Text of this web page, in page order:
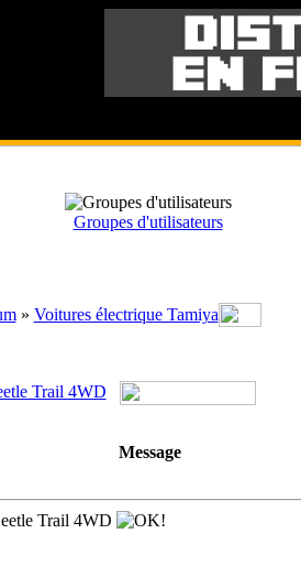
Groupes d'utilisateurs
» Voitures électrique Tamiya
Trail 4WD
Message
Trail 4WD